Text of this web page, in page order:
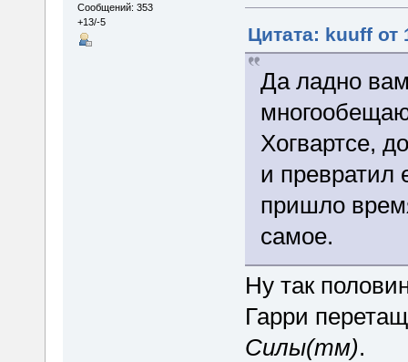
Сообщений: 353
+13/-5
Цитата: kuuff от
Да ладно
Хогвартсе,
и превратил
пришло
самое.
Ну так
Гарри
Силы(тм).